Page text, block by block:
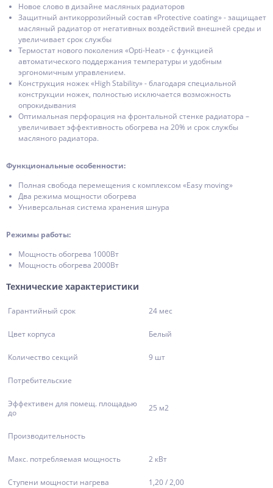
Новое слово в дизайне масляных радиаторов
Защитный антикоррозийный состав «Protective coating» - защищает
масляный радиатор от негативных воздействий внешней среды и
увеличивает срок службы
Термостат нового поколения «Opti-Heat» - с функцией
автоматического поддержания температуры и удобным
эргономичным управлением.
Конструкция ножек «High Stability» - благодаря специальной
конструкции ножек, полностью исключается возможность
опрокидывания
Оптимальная перфорация на фронтальной стенке радиатора –
увеличивает эффективность обогрева на 20% и срок службы
масляного радиатора.
Функциональные особенности:
Полная свобода перемещения с комплексом «Easy moving»
Два режима мощности обогрева
Универсальная система хранения шнура
Режимы работы:
Мощность обогрева 1000Вт
Мощность обогрева 2000Вт
Технические характеристики
Гарантийный срок 24 мес
Цвет корпуса Белый
Количество секций 9 шт
Потребительские
Эффективен для помещ. площадью
до
25 м2
Производительность
Макс. потребляемая мощность 2 кВт
Ступени мощности нагрева 1,20 / 2,00